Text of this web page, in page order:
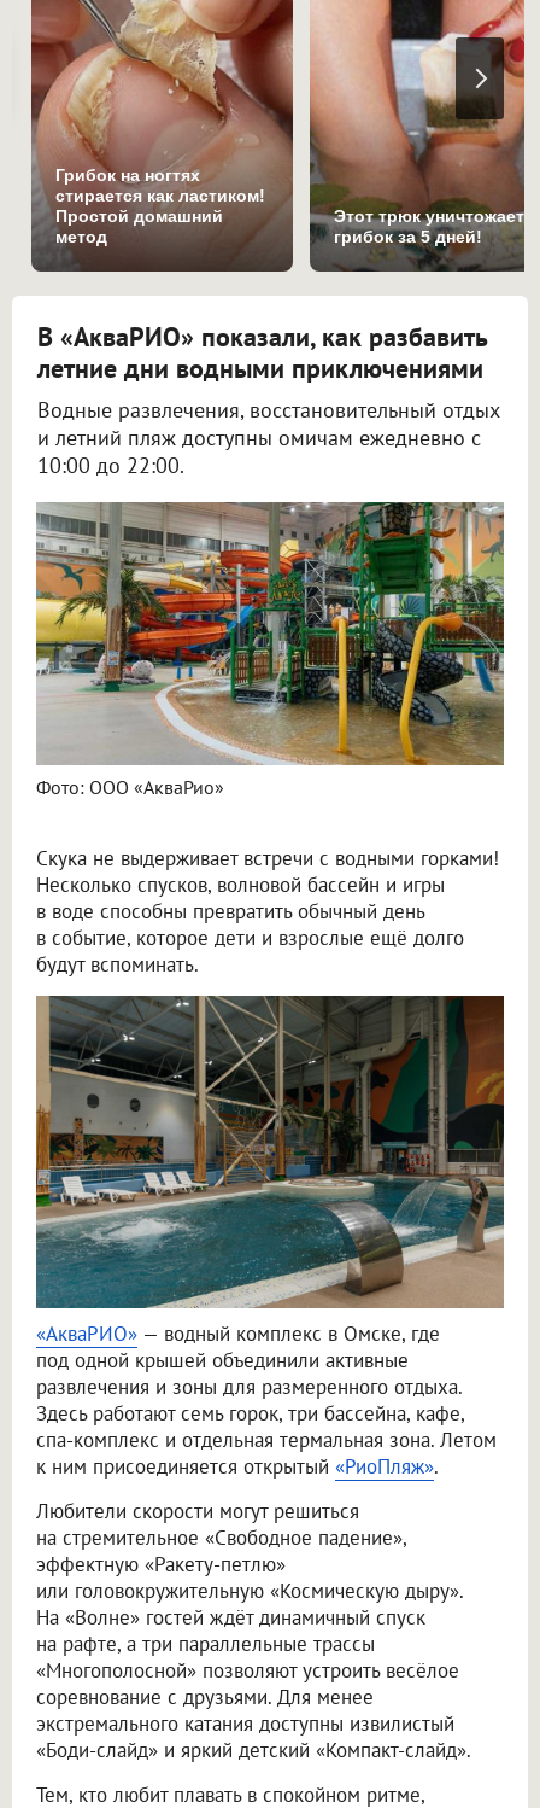
Грибок на ногтях
стирается как ластиком!
Простой домашний
метод
Этот трюк уничтожает
грибок за 5 дней!
В «АкваРИО» показали, как разбавить
летние дни водными приключениями
Водные развлечения, восстановительный отдых
и летний пляж доступны омичам ежедневно с
10:00 до 22:00.
Фото: ООО «АкваРио»
Скука не выдерживает встречи с водными горками!
Несколько спусков, волновой бассейн и игры
в воде способны превратить обычный день
в событие, которое дети и взрослые ещё долго
будут вспоминать.
«АкваРИО» — водный комплекс в Омске, где
под одной крышей объединили активные
развлечения и зоны для размеренного отдыха.
Здесь работают семь горок, три бассейна, кафе,
спа-комплекс и отдельная термальная зона. Летом
к ним присоединяется открытый «РиоПляж».
Любители скорости могут решиться
на стремительное «Свободное падение»,
эффектную «Ракету-петлю»
или головокружительную «Космическую дыру».
На «Волне» гостей ждёт динамичный спуск
на рафте, а три параллельные трассы
«Многополосной» позволяют устроить весёлое
соревнование с друзьями. Для менее
экстремального катания доступны извилистый
«Боди-слайд» и яркий детский «Компакт-слайд».
Тем, кто любит плавать в спокойном ритме,